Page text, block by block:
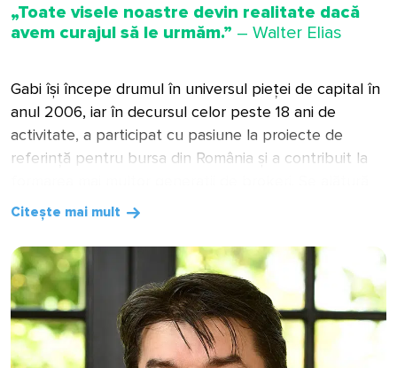
„Toate visele noastre devin realitate dacă
avem curajul să le urmăm.” – Walter Elias
Gabi își începe drumul în universul pieței de capital în
anul 2006, iar în decursul celor peste 18 ani de
activitate, a participat cu pasiune la proiecte de
referință pentru bursa din România și a contribuit la
cu entuziasm acestui nou proiect ce își propune să
aducă bursa mai aproape de investitori și să
contribuie la dezvoltarea pieței de capital din
România.
De ce ai ales Investimental?
Citește mai mult